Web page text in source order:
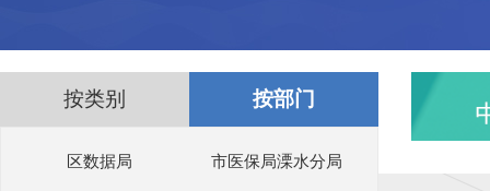
按类别 按部门
区数据局 市医保局溧水分局